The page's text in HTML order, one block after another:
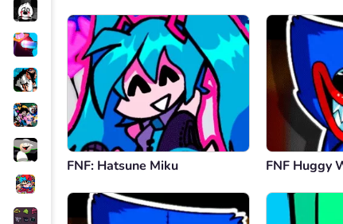
FNF: Hatsune Miku FNF Huggy